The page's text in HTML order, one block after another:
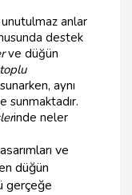
anlar
destek
ve düğün
toplu
aynı
sunmaktadır.
inde neler
ve
düğün
gerçeğe